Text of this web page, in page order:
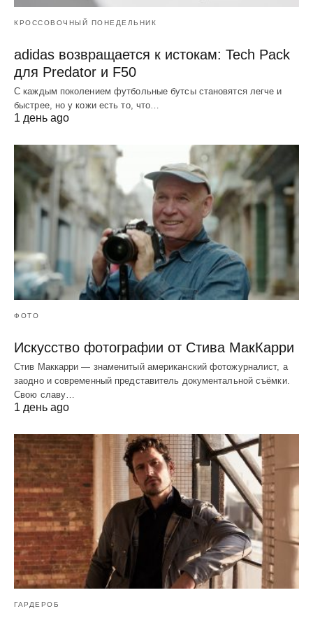
КРОССОВОЧНЫЙ ПОНЕДЕЛЬНИК
adidas возвращается к истокам: Tech Pack
для Predator и F50
С каждым поколением футбольные бутсы становятся легче и
быстрее, но у кожи есть то, что…
1 день ago
ФОТО
Искусство фотографии от Стива МакКарри
Стив Маккарри — знаменитый американский фотожурналист, а
заодно и современный представитель документальной съёмки.
Свою славу…
1 день ago
ГАРДЕРОБ